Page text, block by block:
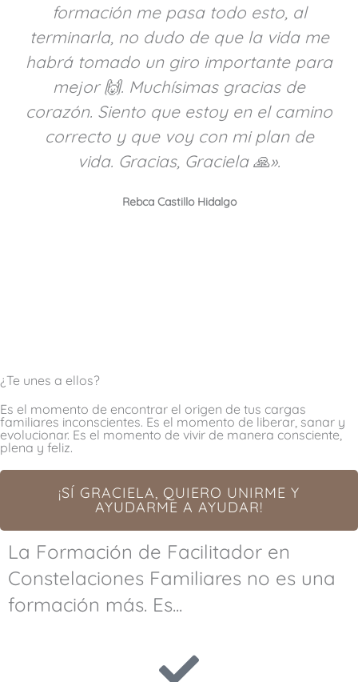
formación me pasa todo esto, al
terminarla, no dudo de que la vida me
habrá tomado un giro importante para
mejor 🙌. Muchísimas gracias de
corazón. Siento que estoy en el camino
correcto y que voy con mi plan de
vida. Gracias, Graciela 🙏».
Rebca Castillo Hidalgo
¿Te unes a ellos?​
Es el momento de encontrar el origen de tus cargas
familiares inconscientes. Es el momento de liberar, sanar y
evolucionar. Es el momento de vivir de manera consciente,
plena y feliz.
¡SÍ GRACIELA, QUIERO UNIRME Y
AYUDARME A AYUDAR!
La Formación de Facilitador en
Constelaciones Familiares no es una
formación más. Es...